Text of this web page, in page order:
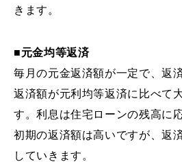
きます。
■元金均等返済
毎月の元金返済額が一定で、返
返済額が元利均等返済に比べて
す。利息は住宅ローンの残高に
初期の返済額は高いですが、返
していきます。